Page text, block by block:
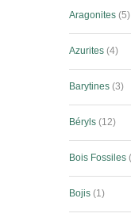
Aragonites 5
Azurites 4
Barytines 3
Béryls 12
Bois Fossiles
Bojis 1